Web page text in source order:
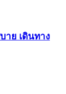
าย เดินทาง